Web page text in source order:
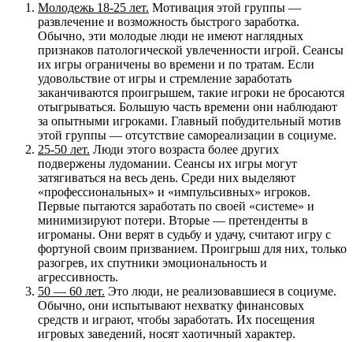
Молодежь 18-25 лет. Мотивация этой группы —
развлечение и возможность быстрого заработка.
Обычно, эти молодые люди не имеют наглядных
признаков патологической увлеченности игрой. Сеансы
их игры ограничены во времени и по тратам. Если
удовольствие от игры и стремление заработать
заканчиваются проигрышем, такие игроки не бросаются
отыгрываться. Большую часть времени они наблюдают
за опытными игроками. Главный побудительный мотив
этой группы — отсутствие самореализации в социуме.
25-50 лет. Люди этого возраста более других
подвержены лудомании. Сеансы их игры могут
затягиваться на весь день. Среди них выделяют
«профессиональных» и «импульсивных» игроков.
Первые пытаются заработать по своей «системе» и
минимизируют потери. Вторые — претенденты в
игроманы. Они верят в судьбу и удачу, считают игру с
фортуной своим призванием. Проигрыш для них, только
разогрев, их спутники эмоциональность и
агрессивность.
50 — 60 лет. Это люди, не реализовавшиеся в социуме.
Обычно, они испытывают нехватку финансовых
средств и играют, чтобы заработать. Их посещения
игровых заведений, носят хаотичный характер.